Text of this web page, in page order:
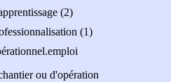
(2)
(1)
ou d'opération